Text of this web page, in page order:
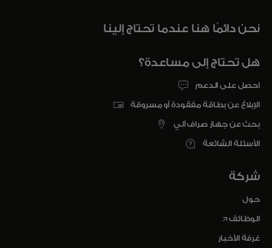
نحن دائمًا هنا عندما تحتاج إلينا
هل تحتاج إلى مساعدة؟
احصل على الدعم
الإبلاغ عن بطاقة مفقودة أو مسروقة
بحث عن جهاز صراف آلي
الأسئلة الشائعة
شركة
حول
الوظائفopens in a new tab
غرفة الأخبار